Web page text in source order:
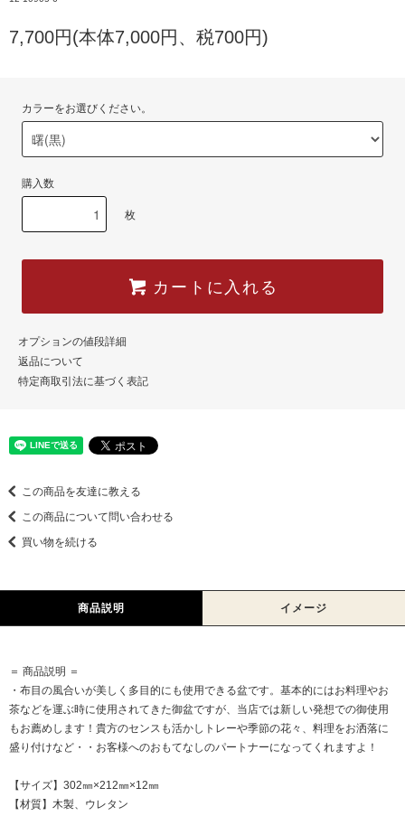
7,700円(本体7,000円、税700円)
カラーをお選びください。
購入数
枚
カートに入れる
オプションの値段詳細
返品について
特定商取引法に基づく表記
この商品を友達に教える
この商品について問い合わせる
買い物を続ける
商品説明 イメージ
＝ 商品説明 ＝
・布目の風合いが美しく多目的にも使用できる盆です。基本的にはお料理やお
茶などを運ぶ時に使用されてきた御盆ですが、当店では新しい発想での御使用
もお薦めします！貴方のセンスも活かしトレーや季節の花々、料理をお洒落に
盛り付けなど・・お客様へのおもてなしのパートナーになってくれますよ！
【サイズ】302㎜×212㎜×12㎜
【材質】木製、ウレタン